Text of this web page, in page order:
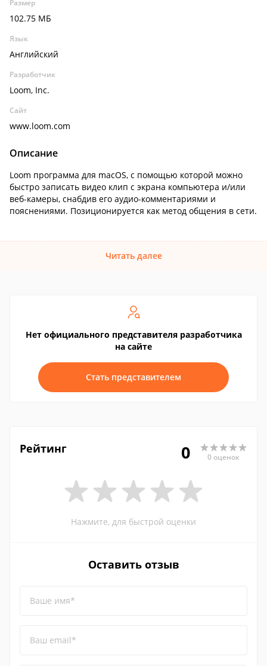
Размер
102.75 МБ
Язык
Английский
Разработчик
Loom, Inc.
Сайт
www.loom.com
Описание
Loom программа для macOS, с помощью которой можно
быстро записать видео клип с экрана компьютера и/или
веб-камеры, снабдив его аудио-комментариями и
пояснениями. Позиционируется как метод общения в сети.
Читать далее
Нет официального представителя разработчика
на сайте
Стать представителем
Рейтинг 0 0 оценок
Нажмите, для быстрой оценки
Оставить отзыв
Ваше имя*
Ваш email*